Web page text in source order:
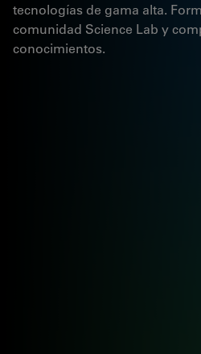
tecnologías de gama alta.
comunidad Science Lab y
conocimientos.